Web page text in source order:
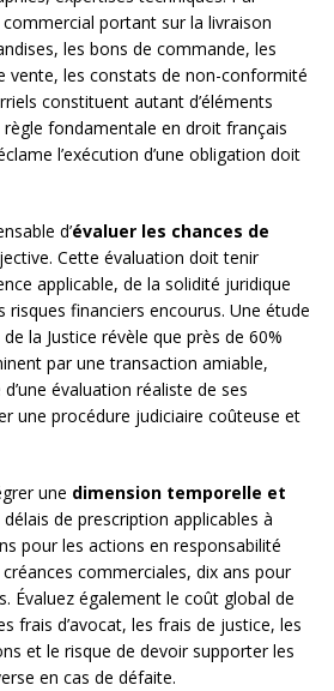
portant sur la livraison
les bons de commande, les
vente, les constats de non-conformité
constituent autant d’éléments
fondamentale en droit français
l’exécution d’une obligation doit
d’évaluer les chances de
Cette évaluation doit tenir
applicable, de la solidité juridique
financiers encourus. Une étude
la Justice révèle que près de 60%
par une transaction amiable,
évaluation réaliste de ses
une procédure judiciaire coûteuse et
une dimension temporelle et
délais de prescription applicables à
pour les actions en responsabilité
commerciales, dix ans pour
Évaluez également le coût global de
frais d’avocat, les frais de justice, les
et le risque de devoir supporter les
en cas de défaite.